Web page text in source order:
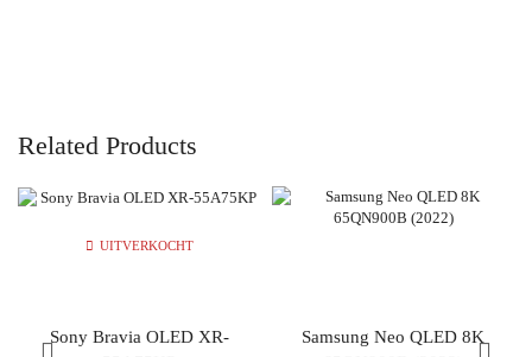
Related Products
UITVERKOCHT
Sony Bravia OLED XR-
Samsung Neo QLED 8K